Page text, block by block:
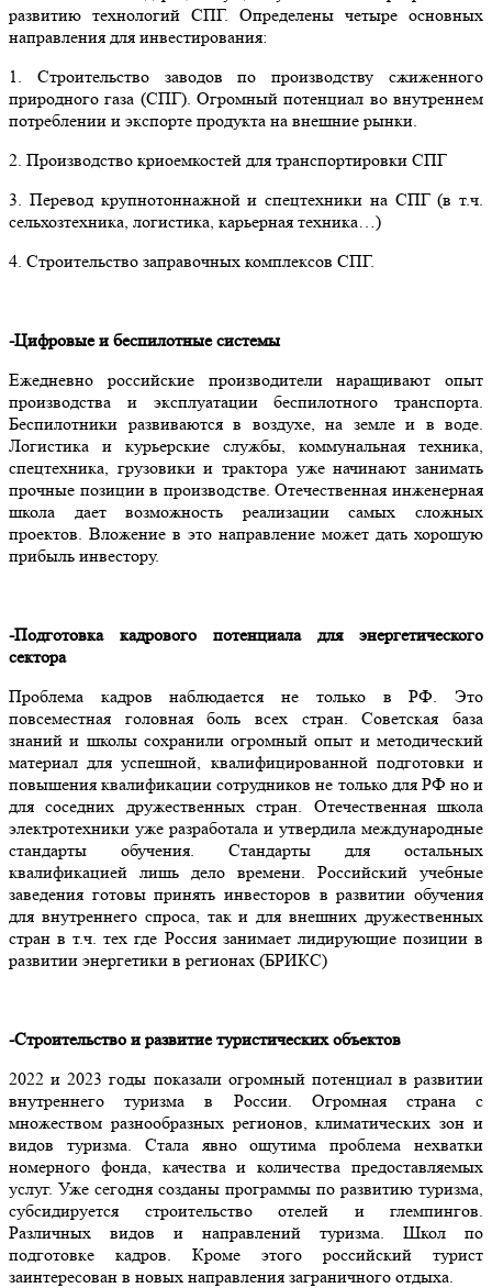
развитию технологий СПГ. Определены четыре основных
направления для инвестирования:
1. Строительство заводов по производству сжиженного
природного газа (СПГ). Огромный потенциал во внутреннем
потреблении и экспорте продукта на внешние рынки.
2. Производство криоемкостей для транспортировки СПГ
3. Перевод крупнотоннажной и спецтехники на СПГ (в т.ч.
сельхозтехника, логистика, карьерная техника…)
4. Строительство заправочных комплексов СПГ.
-Цифровые и беспилотные системы
Ежедневно российские производители наращивают опыт
производства и эксплуатации беспилотного транспорта.
Беспилотники развиваются в воздухе, на земле и в воде.
Логистика и курьерские службы, коммунальная техника,
спецтехника, грузовики и трактора уже начинают занимать
прочные позиции в производстве. Отечественная инженерная
школа дает возможность реализации самых сложных
проектов. Вложение в это направление может дать хорошую
прибыль инвестору.
-Подготовка кадрового потенциала для энергетического
сектора
Проблема кадров наблюдается не только в РФ. Это
повсеместная головная боль всех стран. Советская база
знаний и школы сохранили огромный опыт и методический
материал для успешной, квалифицированной подготовки и
повышения квалификации сотрудников не только для РФ но и
для соседних дружественных стран. Отечественная школа
электротехники уже разработала и утвердила международные
стандарты обучения. Стандарты для остальных
квалификацией лишь дело времени. Российский учебные
заведения готовы принять инвесторов в развитии обучения
для внутреннего спроса, так и для внешних дружественных
стран в т.ч. тех где Россия занимает лидирующие позиции в
развитии энергетики в регионах (БРИКС)
-Строительство и развитие туристических объектов
2022 и 2023 годы показали огромный потенциал в развитии
внутреннего туризма в России. Огромная страна с
множеством разнообразных регионов, климатических зон и
видов туризма. Стала явно ощутима проблема нехватки
номерного фонда, качества и количества предоставляемых
услуг. Уже сегодня созданы программы по развитию туризма,
субсидируется строительство отелей и глемпингов.
Различных видов и направлений туризма. Школ по
подготовке кадров. Кроме этого российский турист
заинтересован в новых направления заграничного отдыха.